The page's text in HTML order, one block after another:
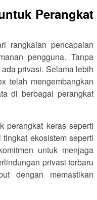
Perangkat
rangkaian pencapaian
pengguna. Tanpa
privasi. Selama lebih
telah mengembangkan
di berbagai perangkat
perangkat keras seperti
ekosistem seperti
untuk menjaga
privasi terbaru
dengan memastikan